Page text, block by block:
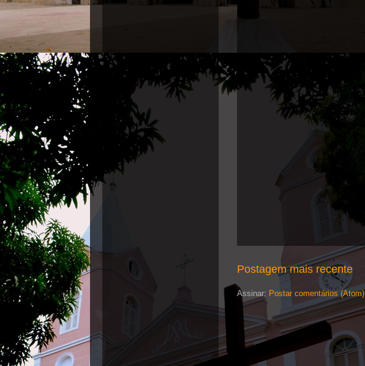
Postagem mais recente
Assinar: Postar comentários (Atom)